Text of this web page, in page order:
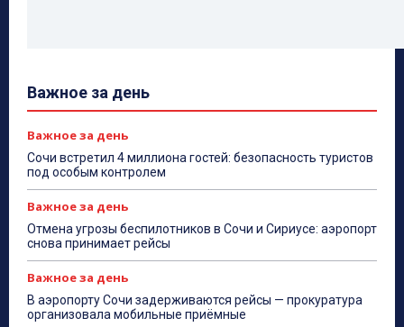
Важное за день
Важное за день
Сочи встретил 4 миллиона гостей: безопасность туристов
под особым контролем
Важное за день
Отмена угрозы беспилотников в Сочи и Сириусе: аэропорт
снова принимает рейсы
Важное за день
В аэропорту Сочи задерживаются рейсы — прокуратура
организовала мобильные приёмные